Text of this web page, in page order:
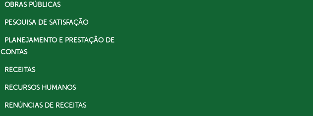
OBRAS PÚBLICAS
PESQUISA DE SATISFAÇÃO
PLANEJAMENTO E PRESTAÇÃO DE
CONTAS
RECEITAS
RECURSOS HUMANOS
RENÚNCIAS DE RECEITAS